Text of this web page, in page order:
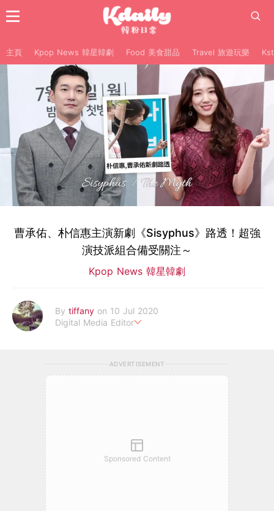
主頁 Kpop News 韓星韓劇 Food 美食甜品 Travel 旅遊玩樂
曹承佑、朴信惠主演新劇《Sisyphus》路透！超強
演技派組合備受關注～
Kpop News 韓星韓劇
By tiffany on 10 Jul 2020
Digital Media Editor
ADVERTISEMENT
Sponsored Content